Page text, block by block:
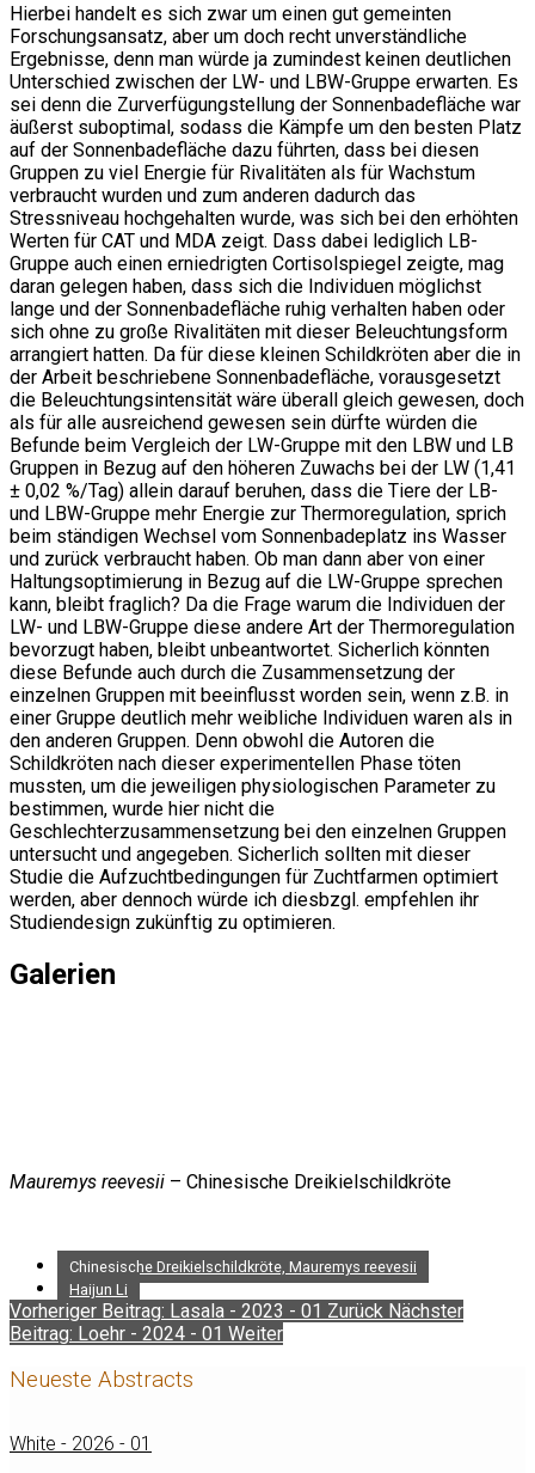
Hierbei handelt es sich zwar um einen gut gemeinten
Forschungsansatz, aber um doch recht unverständliche
Ergebnisse, denn man würde ja zumindest keinen deutlichen
Unterschied zwischen der LW- und LBW-Gruppe erwarten. Es
sei denn die Zurverfügungstellung der Sonnenbadefläche war
äußerst suboptimal, sodass die Kämpfe um den besten Platz
auf der Sonnenbadefläche dazu führten, dass bei diesen
Gruppen zu viel Energie für Rivalitäten als für Wachstum
verbraucht wurden und zum anderen dadurch das
Stressniveau hochgehalten wurde, was sich bei den erhöhten
Werten für CAT und MDA zeigt. Dass dabei lediglich LB-
Gruppe auch einen erniedrigten Cortisolspiegel zeigte, mag
daran gelegen haben, dass sich die Individuen möglichst
lange und der Sonnenbadefläche ruhig verhalten haben oder
sich ohne zu große Rivalitäten mit dieser Beleuchtungsform
arrangiert hatten. Da für diese kleinen Schildkröten aber die in
der Arbeit beschriebene Sonnenbadefläche, vorausgesetzt
die Beleuchtungsintensität wäre überall gleich gewesen, doch
als für alle ausreichend gewesen sein dürfte würden die
Befunde beim Vergleich der LW-Gruppe mit den LBW und LB
Gruppen in Bezug auf den höheren Zuwachs bei der LW (1,41
± 0,02 %/Tag) allein darauf beruhen, dass die Tiere der LB-
und LBW-Gruppe mehr Energie zur Thermoregulation, sprich
beim ständigen Wechsel vom Sonnenbadeplatz ins Wasser
und zurück verbraucht haben. Ob man dann aber von einer
Haltungsoptimierung in Bezug auf die LW-Gruppe sprechen
kann, bleibt fraglich? Da die Frage warum die Individuen der
LW- und LBW-Gruppe diese andere Art der Thermoregulation
bevorzugt haben, bleibt unbeantwortet. Sicherlich könnten
diese Befunde auch durch die Zusammensetzung der
einzelnen Gruppen mit beeinflusst worden sein, wenn z.B. in
einer Gruppe deutlich mehr weibliche Individuen waren als in
den anderen Gruppen. Denn obwohl die Autoren die
Schildkröten nach dieser experimentellen Phase töten
mussten, um die jeweiligen physiologischen Parameter zu
bestimmen, wurde hier nicht die
Geschlechterzusammensetzung bei den einzelnen Gruppen
untersucht und angegeben. Sicherlich sollten mit dieser
Studie die Aufzuchtbedingungen für Zuchtfarmen optimiert
werden, aber dennoch würde ich diesbzgl. empfehlen ihr
Studiendesign zukünftig zu optimieren.
Galerien
Mauremys reevesii – Chinesische Dreikielschildkröte
Chinesische Dreikielschildkröte, Mauremys reevesii
Haijun Li
Vorheriger Beitrag: Lasala - 2023 - 01 Zurück Nächster
Beitrag: Loehr - 2024 - 01 Weiter
Neueste Abstracts
White - 2026 - 01